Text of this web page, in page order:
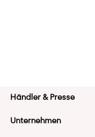
Händler & Presse
Unternehmen